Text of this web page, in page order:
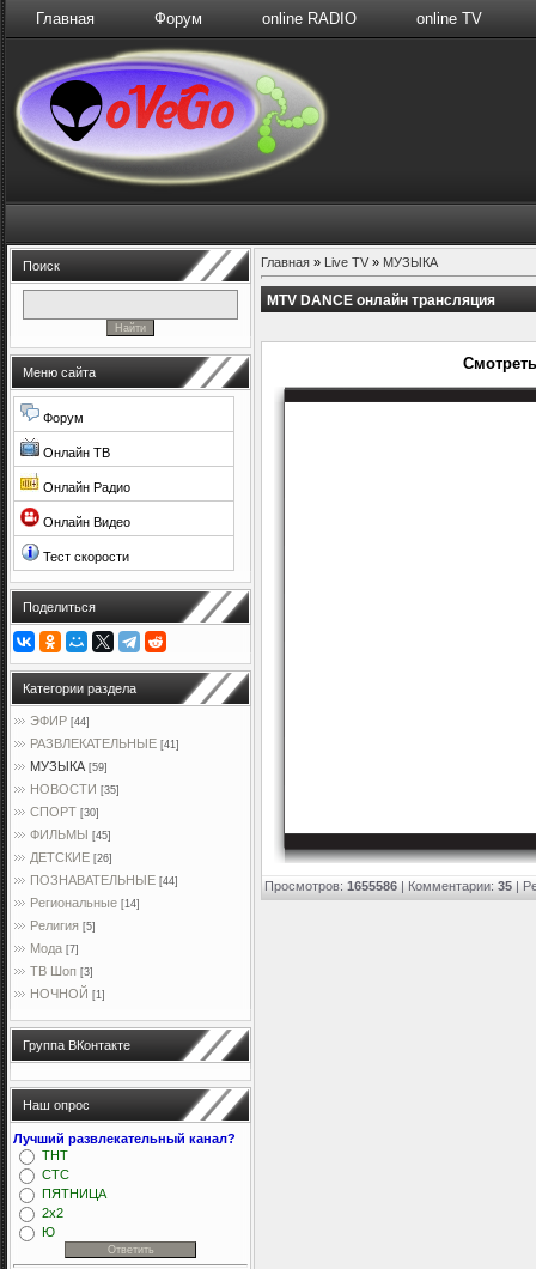
Главная Форум online RADIO online TV
Поиск
Меню сайта
Форум
Онлайн ТВ
Онлайн Радио
Онлайн Видео
Тест скорости
Поделиться
Категории раздела
ЭФИР [44]
РАЗВЛЕКАТЕЛЬНЫЕ [41]
МУЗЫКА [59]
НОВОСТИ [35]
СПОРТ [30]
ФИЛЬМЫ [45]
ДЕТСКИЕ [26]
ПОЗНАВАТЕЛЬНЫЕ [44]
Региональные [14]
Религия [5]
Мода [7]
ТВ Шоп [3]
НОЧНОЙ [1]
Группа ВКонтакте
Наш опрос
Лучший развлекательный канал?
ТНТ
СТС
ПЯТНИЦА
2x2
Ю
Главная » Live TV » МУЗЫКА
MTV DANCE онлайн трансляция
Просмотров: 1655586 | Комментарии: 35 |